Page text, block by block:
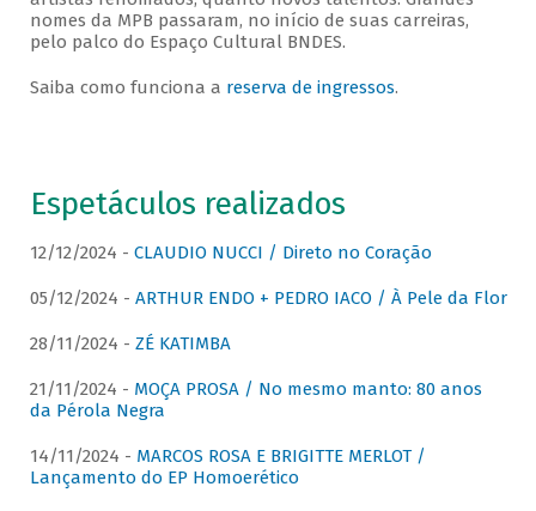
nomes da MPB passaram, no início de suas carreiras,
pelo palco do Espaço Cultural BNDES.
Saiba como funciona a reserva de ingressos.
Espetáculos realizados
12/12/2024 - CLAUDIO NUCCI / Direto no Coração
05/12/2024 - ARTHUR ENDO + PEDRO IACO / À Pele da Flor
28/11/2024 - ZÉ KATIMBA
21/11/2024 - MOÇA PROSA / No mesmo manto: 80 anos
da Pérola Negra
14/11/2024 - MARCOS ROSA E BRIGITTE MERLOT /
Lançamento do EP Homoerético